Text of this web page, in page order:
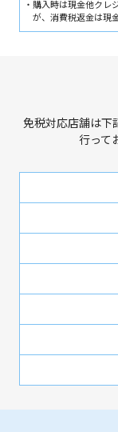
購入時は現金他クレ
が、消費税返金は現
免税対応店舗は下
行って